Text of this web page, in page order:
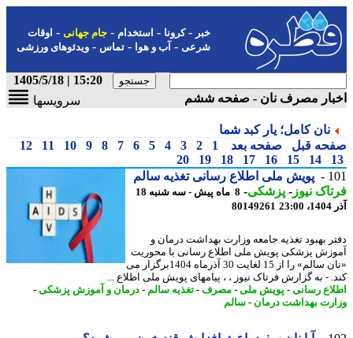
-کرونا-استخدام- جام جهانی-اوقات
شرعی-آب و هوا-تماس-ویدئوهای ورزشی
15:20 | 1405/5/18
مصرف نان - صفحه ششم
سرویسها
نان کامل؛ یار کبد شما
قبل صفحه بعد 1
2
3
4
5
6
7
8
9
10
11
12
14
15
16
17
18
19
20
پویش ملی اطلاع رسانی تغذیه سالم
نیوز-پزشکی-
8 ماه پیش - سه شنبه 18
80149261
بهبود تغذیه جامعه وزارت بهداشت درمان و
پزشکی پویش ملی اطلاع رسانی با محوریت
«نان سالم» را از 15 لغایت 30 آذرماه 1404برگزار می
- به گزارش فرتاک نیوز ، ، پیامهای پویش ملی اطلاع ...
رسانی-پویش ملی -مصرف- تغذیه سالم-درمان و آموزش پزشکی-
بهداشت درمان -سالم